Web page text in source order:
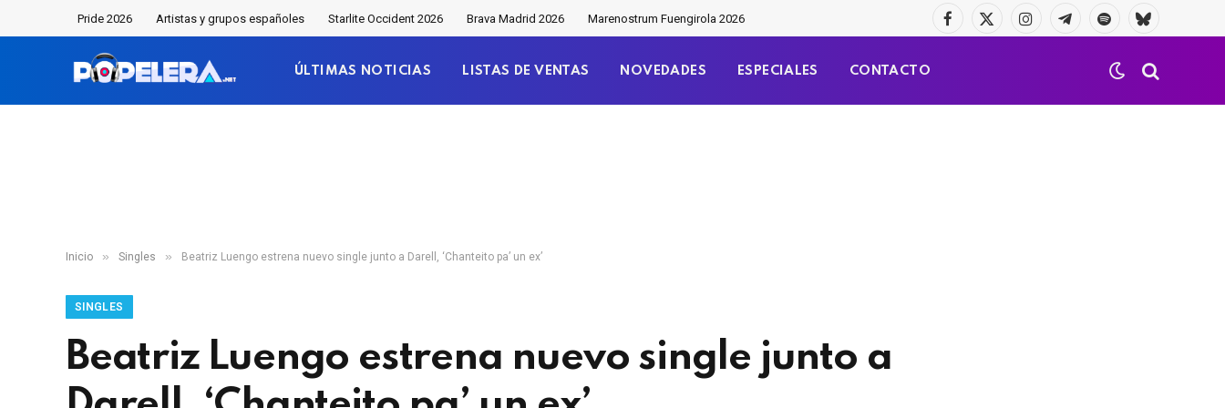
Pride 2026 Artistas y grupos españoles Starlite Occident 2026 Brava Madrid 2026 Marenostrum Fuengirola 2026
Facebook
X
InstagramTelegramaSpotifyBluesky
ÚLTIMAS NOTICIAS LISTAS DE VENTAS NOVEDADES ESPECIALES CONTACTO
Inicio » Singles » Beatriz Luengo estrena nuevo single junto a Darell, ‘Chanteito pa’ un ex’
SINGLES
Beatriz Luengo estrena nuevo single junto a